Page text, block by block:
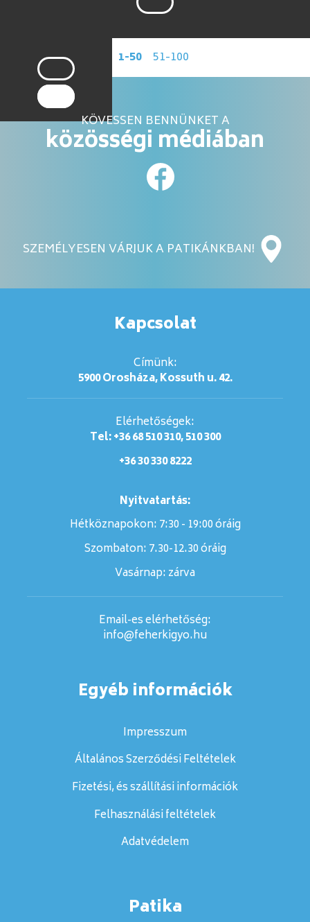
1-50 51-100
KÖVESSEN BENNÜNKET A
közösségi médiában
SZEMÉLYESEN VÁRJUK A PATIKÁNKBAN!
Kapcsolat
Címünk:
5900 Orosháza, Kossuth u. 42.
Elérhetőségek:
Tel: +36 68 510 310, 510 300
+36 30 330 8222
Nyitvatartás:
Hétköznapokon: 7:30 - 19:00 óráig
Szombaton:7.30-12.30 óráig
Vasárnap:zárva
Email-es elérhetőség:
info@feherkigyo.hu
Egyéb információk
Impresszum
Általános Szerződési Feltételek
Fizetési, és szállítási információk
Felhasználási feltételek
Adatvédelem
Patika